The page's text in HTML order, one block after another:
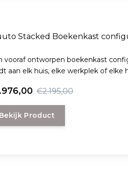
Stacked Boekenkast
vooraf ontworpen boekenkast
aan elk huis, elke werkplek of elke
€2.195,00
Bekijk Product